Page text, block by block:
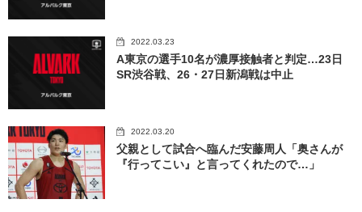
2022.03.23
A東京の選手10名が濃厚接触者と判定…23日
SR渋谷戦、26・27日新潟戦は中止
2022.03.20
父親として試合へ臨んだ安藤周人「奥さんが
『行ってこい』と言ってくれたので…」